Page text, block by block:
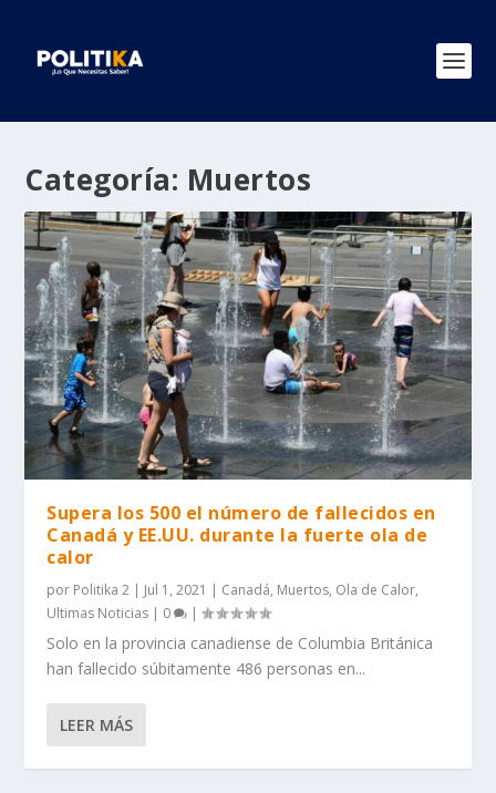
Categoría: Muertos
Supera los 500 el número de fallecidos en
Canadá y EE.UU. durante la fuerte ola de
calor
por Politika 2 | Jul 1, 2021 | Canadá, Muertos, Ola de Calor,
Ultimas Noticias | 0 |
Solo en la provincia canadiense de Columbia Británica
han fallecido súbitamente 486 personas en...
LEER MÁS